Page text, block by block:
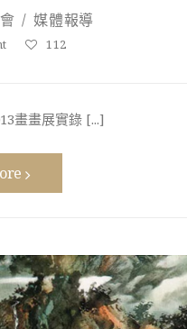
媒體報導
112
畫畫展實錄 [...]